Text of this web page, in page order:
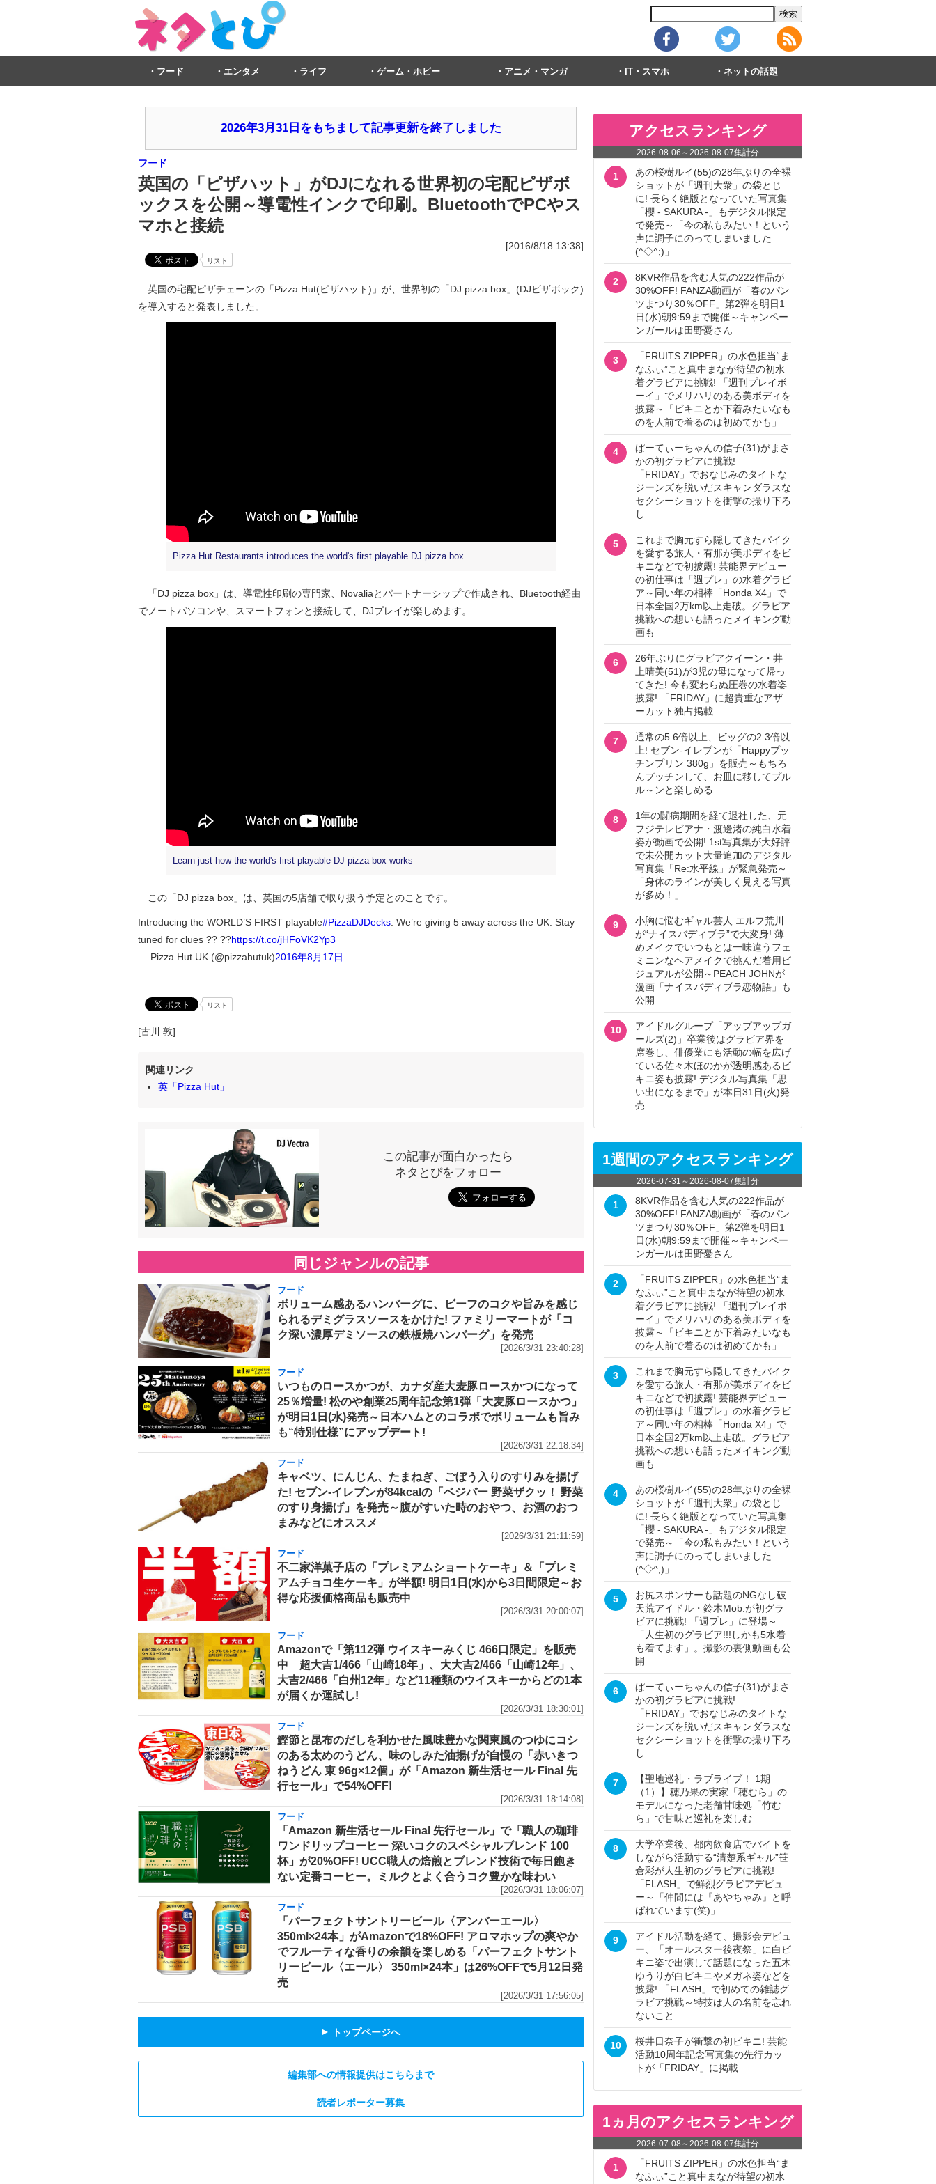
フード エンタメ ライフ ゲーム・ホビー アニメ・マンガ IT・スマホ ネットの話題
2026年3月31日をもちまして記事更新を終了しました
フード
英国の「ピザハット」がDJになれる世界初の宅配ピザボ
ックスを公開～導電性インクで印刷。BluetoothでPCやス
マホと接続
[2016/8/18 13:38]
リスト
英国の宅配ピザチェーンの「Pizza Hut(ピザハット)」が、世界初の「DJ pizza box」(DJビザボック)
を導入すると発表しました。
Pizza Hut Restaurants introduces the world's first playable DJ pizza box
「DJ pizza box」は、導電性印刷の専門家、Novaliaとパートナーシップで作成され、Bluetooth経由
でノートパソコンや、スマートフォンと接続して、DJプレイが楽しめます。
Learn just how the world's first playable DJ pizza box works
この「DJ pizza box」は、英国の5店舗で取り扱う予定とのことです。
Introducing the WORLD’S FIRST playable#PizzaDJDecks . We’re giving 5 away across the UK. Stay
tuned for clues ?? ??https://t.co/jHFoVK2Yp3
— Pizza Hut UK (@pizzahutuk)2016年8月17日
リスト
[古川 敦]
関連リンク
英「Pizza Hut」
この記事が面白かったら
ネタとぴをフォロー
同じジャンルの記事
フード
ボリューム感あるハンバーグに、ビーフのコクや旨みを感じ
られるデミグラスソースをかけた! ファミリーマートが「コ
ク深い濃厚デミソースの鉄板焼ハンバーグ」を発売
[2026/3/31 23:40:28]
フード
いつものロースかつが、カナダ産大麦豚ロースかつになって
25％増量! 松のや創業25周年記念第1弾「大麦豚ロースかつ」
が明日1日(水)発売～日本ハムとのコラボでボリュームも旨み
も“特別仕様”にアップデート!
[2026/3/31 22:18:34]
フード
キャベツ、にんじん、たまねぎ、ごぼう入りのすりみを揚げ
た! セブン‐イレブンが84kcalの「ベジバー 野菜ザクッ！ 野菜
のすり身揚げ」を発売～腹がすいた時のおやつ、お酒のおつ
まみなどにオススメ
[2026/3/31 21:11:59]
フード
不二家洋菓子店の「プレミアムショートケーキ」＆「プレミ
アムチョコ生ケーキ」が半額! 明日1日(水)から3日間限定～お
得な応援価格商品も販売中
[2026/3/31 20:00:07]
フード
Amazonで「第112弾 ウイスキーみくじ 466口限定」を販売
中 超大吉1/466「山崎18年」、大大吉2/466「山崎12年」、
大吉2/466「白州12年」など11種類のウイスキーからどの1本
が届くか運試し!
[2026/3/31 18:30:01]
フード
鰹節と昆布のだしを利かせた風味豊かな関東風のつゆにコシ
のある太めのうどん、味のしみた油揚げが自慢の「赤いきつ
ねうどん 東 96g×12個」が「Amazon 新生活セール Final 先
行セール」で54%OFF!
[2026/3/31 18:14:08]
フード
「Amazon 新生活セール Final 先行セール」で「職人の珈琲
ワンドリップコーヒー 深いコクのスペシャルブレンド 100
杯」が20%OFF! UCC職人の焙煎とブレンド技術で毎日飽き
ない定番コーヒー。ミルクとよく合うコク豊かな味わい
[2026/3/31 18:06:07]
フード
「パーフェクトサントリービール〈アンバーエール〉
350ml×24本」がAmazonで18%OFF! アロマホップの爽やか
でフルーティな香りの余韻を楽しめる「パーフェクトサント
リービール〈エール〉 350ml×24本」は26%OFFで5月12日発
売
[2026/3/31 17:56:05]
▲ トップページへ
編集部への情報提供はこちらまで
読者レポーター募集
アクセスランキング
2026-08-06 ～2026-08-07集計分
1
あの桜樹ルイ(55)の28年ぶりの全裸
ショットが「週刊大衆」の袋とじ
に! 長らく絶版となっていた写真集
「櫻 - SAKURA -」もデジタル限定
で発売～「今の私もみたい！という
声に調子にのってしまいました
(^◇^;)」
2
8KVR作品を含む人気の222作品が
30%OFF! FANZA動画が「春のパン
ツまつり30％OFF」第2弾を明日1
日(水)朝9:59まで開催～キャンペー
ンガールは田野憂さん
3
「FRUITS ZIPPER」の水色担当“ま
なふぃ”こと真中まなが待望の初水
着グラビアに挑戦! 「週刊プレイボ
ーイ」でメリハリのある美ボディを
披露～「ビキニとか下着みたいなも
のを人前で着るのは初めてかも」
4
ぱーてぃーちゃんの信子(31)がまさ
かの初グラビアに挑戦!
「FRIDAY」でおなじみのタイトな
ジーンズを脱いだスキャンダラスな
セクシーショットを衝撃の撮り下ろ
し
5
これまで胸元すら隠してきたバイク
を愛する旅人・有那が美ボディをビ
キニなどで初披露! 芸能界デビュー
の初仕事は「週プレ」の水着グラビ
ア～同い年の相棒「Honda X4」で
日本全国2万km以上走破。グラビア
挑戦への想いも語ったメイキング動
画も
6
26年ぶりにグラビアクイーン・井
上晴美(51)が3児の母になって帰っ
てきた! 今も変わらぬ圧巻の水着姿
披露! 「FRIDAY」に超貴重なアザ
ーカット独占掲載
7
通常の5.6倍以上、ビッグの2.3倍以
上! セブン‐イレブンが「Happyプッ
チンプリン 380g」を販売～もちろ
んプッチンして、お皿に移してプル
ル～ンと楽しめる
8
1年の闘病期間を経て退社した、元
フジテレビアナ・渡邊渚の純白水着
姿が動画で公開! 1st写真集が大好評
で未公開カット大量追加のデジタル
写真集「Re:水平線」が緊急発売～
「身体のラインが美しく見える写真
が多め！」
9
小胸に悩むギャル芸人 エルフ荒川
が“ナイスバディブラ”で大変身! 薄
めメイクでいつもとは一味違うフェ
ミニンなヘアメイクで挑んだ着用ビ
ジュアルが公開～PEACH JOHNが
漫画「ナイスバディブラ恋物語」も
公開
10
アイドルグループ「アップアップガ
ールズ(2)」卒業後はグラビア界を
席巻し、俳優業にも活動の幅を広げ
ている佐々木ほのかが透明感あるビ
キニ姿も披露! デジタル写真集「思
い出になるまで」が本日31日(火)発
売
1週間のアクセスランキング
2026-07-31 ～2026-08-07集計分
1
8KVR作品を含む人気の222作品が
30%OFF! FANZA動画が「春のパン
ツまつり30％OFF」第2弾を明日1
日(水)朝9:59まで開催～キャンペー
ンガールは田野憂さん
2
「FRUITS ZIPPER」の水色担当“ま
なふぃ”こと真中まなが待望の初水
着グラビアに挑戦! 「週刊プレイボ
ーイ」でメリハリのある美ボディを
披露～「ビキニとか下着みたいなも
のを人前で着るのは初めてかも」
3
これまで胸元すら隠してきたバイク
を愛する旅人・有那が美ボディをビ
キニなどで初披露! 芸能界デビュー
の初仕事は「週プレ」の水着グラビ
ア～同い年の相棒「Honda X4」で
日本全国2万km以上走破。グラビア
挑戦への想いも語ったメイキング動
画も
4
あの桜樹ルイ(55)の28年ぶりの全裸
ショットが「週刊大衆」の袋とじ
に! 長らく絶版となっていた写真集
「櫻 - SAKURA -」もデジタル限定
で発売～「今の私もみたい！という
声に調子にのってしまいました
(^◇^;)」
5
お尻スポンサーも話題のNGなし破
天荒アイドル・鈴木Mob.が初グラ
ビアに挑戦! 「週プレ」に登場～
「人生初のグラビア!!!しかも5水着
も着てます」。撮影の裏側動画も公
開
6
ぱーてぃーちゃんの信子(31)がまさ
かの初グラビアに挑戦!
「FRIDAY」でおなじみのタイトな
ジーンズを脱いだスキャンダラスな
セクシーショットを衝撃の撮り下ろ
し
7
【聖地巡礼・ラブライブ！ 1期
（1）】穂乃果の実家「穂むら」の
モデルになった老舗甘味処「竹む
ら」で甘味と巡礼を楽しむ
8
大学卒業後、都内飲食店でバイトを
しながら活動する“清楚系ギャル”笹
倉彩が人生初のグラビアに挑戦!
「FLASH」で鮮烈グラビアデビュ
ー～「仲間には『あやちゃみ』と呼
ばれています(笑)」
9
アイドル活動を経て、撮影会デビュ
ー、「オールスター後夜祭」に白ビ
キニ姿で出演して話題になった五木
ゆうりが白ビキニやメガネ姿などを
披露! 「FLASH」で初めての雑誌グ
ラビア挑戦～特技は人の名前を忘れ
ないこと
10
桜井日奈子が衝撃の初ビキニ! 芸能
活動10周年記念写真集の先行カッ
トが「FRIDAY」に掲載
1ヵ月のアクセスランキング
2026-07-08 ～2026-08-07集計分
1
「FRUITS ZIPPER」の水色担当“ま
なふぃ”こと真中まなが待望の初水